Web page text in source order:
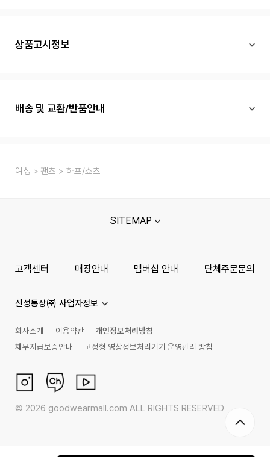
상품고시정보
배송 및 교환/반품안내
여성 팬츠 하프/쇼츠
SITEMAP
고객센터 매장안내 멤버십 안내 단체주문문의
신성통상㈜ 사업자정보
회사소개 이용약관
개인정보처리방침
채무지급보증안내
고정형 영상정보처리기기 운영관리 방침
© 2026 goodwearmall.com ALL RIGHTS RESERVED